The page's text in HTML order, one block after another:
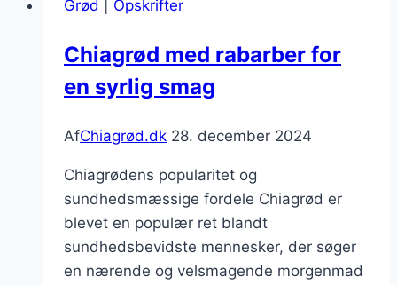
citron
Grød Opskrifter
Chiagrød med rabarber for
en syrlig smag
AfChiagrød.dk 28. december 2024
Chiagrødens popularitet og
sundhedsmæssige fordele Chiagrød er
blevet en populær ret blandt
sundhedsbevidste mennesker, der søger
en nærende og velsmagende morgenmad